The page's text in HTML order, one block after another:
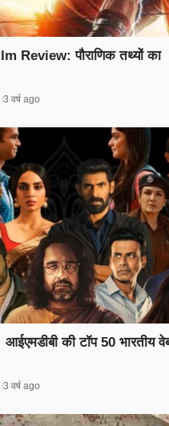
Review: पौराणिक तथ्यों का
3 वर्ष ago
की टॉप 50 भारतीय
3 वर्ष ago